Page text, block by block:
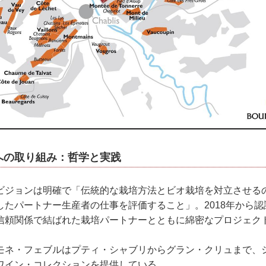
取り組み：哲学と実践
ジョンは明確で「伝統的な栽培方法とビオ栽培を対立させる
たパートナー生産者の仕事を評価すること」。2018年から
頼関係で結ばれた栽培パートナーとともに綿密なプロジェク
ネ・フェブルはプティ・シャブリからグラン・クリュまで、